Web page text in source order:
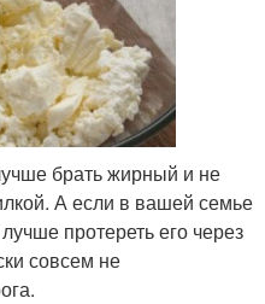
брать жирный и не
А если в вашей семье
протереть его через
совсем не